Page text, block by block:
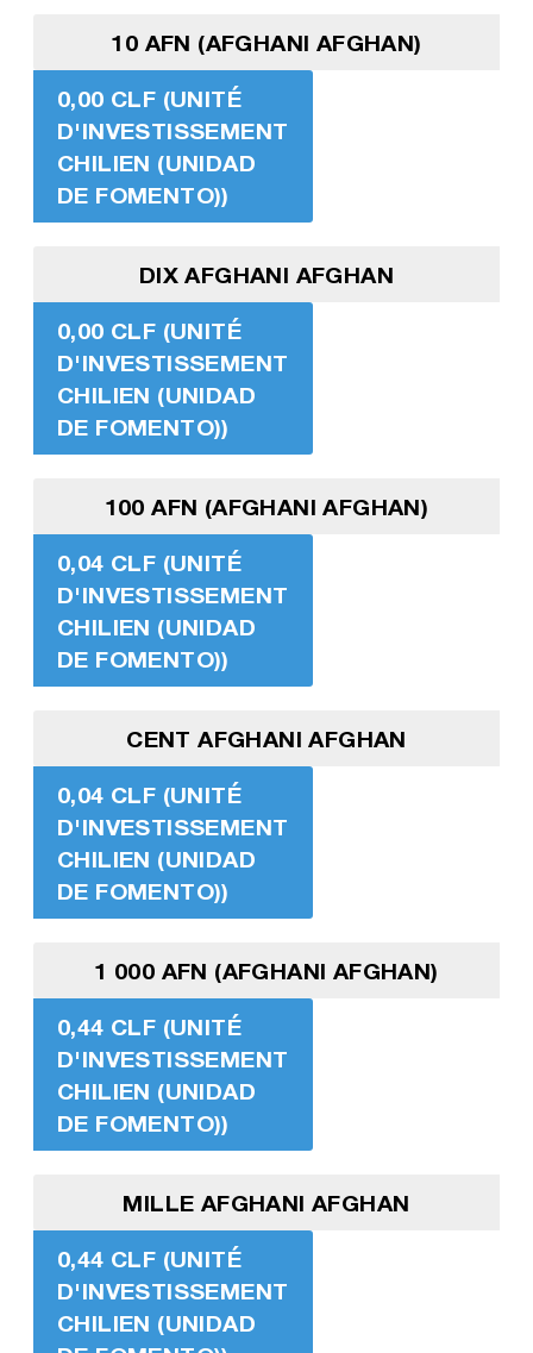
10 AFN (AFGHANI AFGHAN)
0,00 CLF (UNITÉ
D'INVESTISSEMENT
CHILIEN (UNIDAD
DE FOMENTO))
DIX AFGHANI AFGHAN
0,00 CLF (UNITÉ
D'INVESTISSEMENT
CHILIEN (UNIDAD
DE FOMENTO))
100 AFN (AFGHANI AFGHAN)
0,04 CLF (UNITÉ
D'INVESTISSEMENT
CHILIEN (UNIDAD
DE FOMENTO))
CENT AFGHANI AFGHAN
0,04 CLF (UNITÉ
D'INVESTISSEMENT
CHILIEN (UNIDAD
DE FOMENTO))
1 000 AFN (AFGHANI AFGHAN)
0,44 CLF (UNITÉ
D'INVESTISSEMENT
CHILIEN (UNIDAD
DE FOMENTO))
MILLE AFGHANI AFGHAN
0,44 CLF (UNITÉ
D'INVESTISSEMENT
CHILIEN (UNIDAD